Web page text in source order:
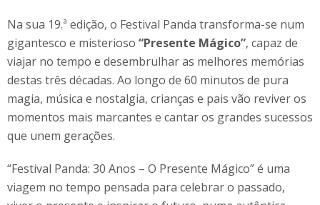
Na sua 19.ª edição, o Festival Panda transforma-se num
gigantesco e misterioso “Presente Mágico”, capaz de
viajar no tempo e desembrulhar as melhores memórias
destas três décadas. Ao longo de 60 minutos de pura
magia, música e nostalgia, crianças e pais vão reviver os
momentos mais marcantes e cantar os grandes sucessos
que unem gerações.
“Festival Panda: 30 Anos – O Presente Mágico” é uma
viagem no tempo pensada para celebrar o passado,